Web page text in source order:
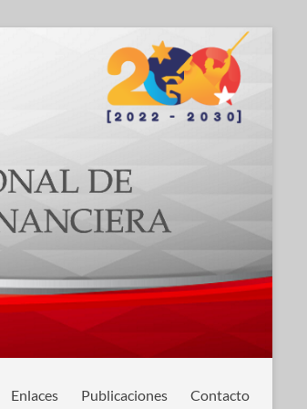
Enlaces Publicaciones Contacto